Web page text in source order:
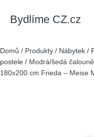
Bydlíme CZ.cz
Domů / Produkty / Nábytek /
postele / Modrá/šedá
180x200 cm Frieda – Meise